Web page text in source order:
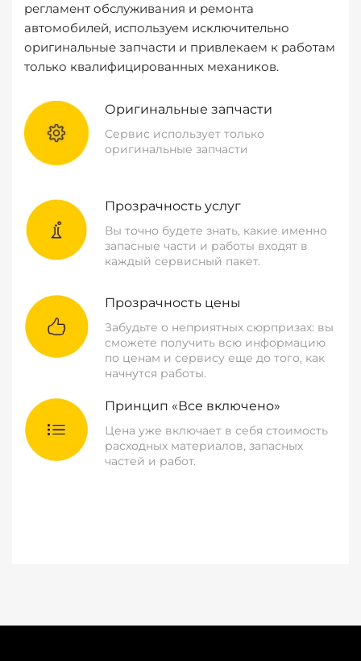
регламент обслуживания и ремонта
автомобилей, используем исключительно
оригинальные запчасти и привлекаем к работам
только квалифицированных механиков.
Оригинальные запчасти
Сервис использует только
оригинальные запчасти
Прозрачность услуг
Вы точно будете знать, какие именно
запасные части и работы входят в
каждый сервисный пакет.
Прозрачность цены
Забудьте о неприятных сюрпризах: вы
сможете получить всю информацию
по ценам и сервису еще до того, как
начнутся работы.
Принцип «Все включено»
Цена уже включает в себя стоимость
расходных материалов, запасных
частей и работ.